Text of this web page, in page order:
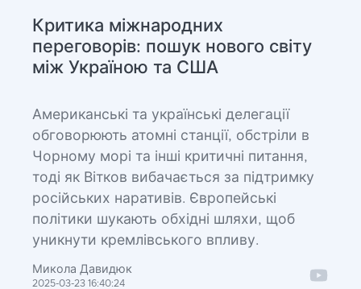
Критика міжнародних
переговорів: пошук нового світу
між Україною та США
Американські та українські делегації
обговорюють атомні станції, обстріли в
Чорному морі та інші критичні питання,
тоді як Вітков вибачається за підтримку
російських наративів. Європейські
політики шукають обхідні шляхи, щоб
уникнути кремлівського впливу.
Микола Давидюк
2025-03-23 16:40:24